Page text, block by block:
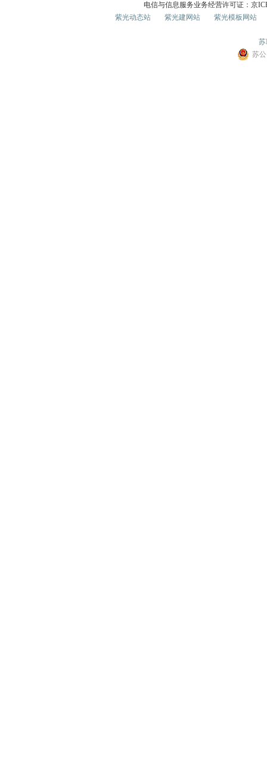
电信与信息服务业务经营许可证：京
紫光动态站
紫光建网站 紫光模板网站
苏
苏公